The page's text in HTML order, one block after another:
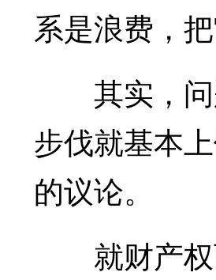
系是浪费，
其实，问
步伐就基本
的议论。
就财产权